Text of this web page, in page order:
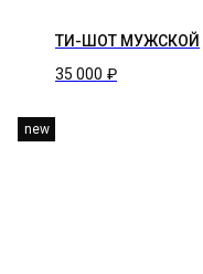
ТИ-ШОТ МУЖСКОЙ
35 000 ₽
new